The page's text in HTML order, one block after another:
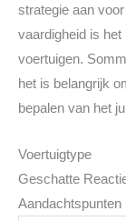
strategie aan
vaardigheid is
voertuigen.
het is belangrijk
bepalen van het
Voertuigtype
Geschatte
Aandachtspunten